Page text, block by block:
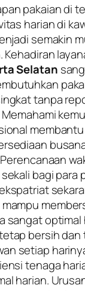
pakaian di
harian di
semakin
Kehadiran
Selatan
tanpa
bagi para
sangat optimal
bersih dan
setiap
tenaga
harian.